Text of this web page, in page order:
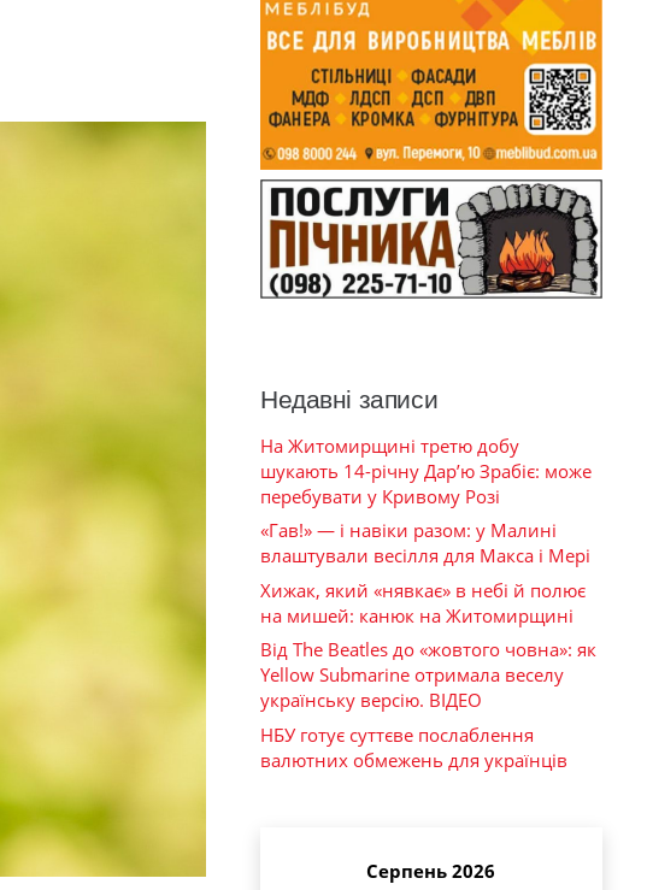
Недавні записи
На Житомирщині третю добу
шукають 14-річну Дар’ю Зрабіє: може
перебувати у Кривому Розі
«Гав!» — і навіки разом: у Малині
влаштували весілля для Макса і Мері
Хижак, який «нявкає» в небі й полює
на мишей: канюк на Житомирщині
Від The Beatles до «жовтого човна»: як
Yellow Submarine отримала веселу
українську версію. ВІДЕО
НБУ готує суттєве послаблення
валютних обмежень для українців
Серпень 2026